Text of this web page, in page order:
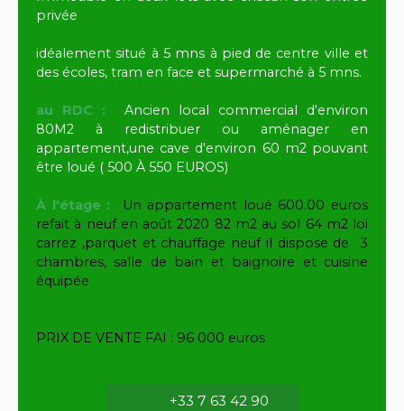
privée
idéalement situé à 5 mns à pied de centre ville et
des écoles, tram en face et supermarché à 5 mns.
au RDC :
Ancien local commercial d'environ
80M2 à redistribuer ou aménager en
appartement,une cave d'environ 60 m2 pouvant
être loué ( 500 À 550 EUROS)
À l'étage :
Un appartement loué 600.00 euros
refait à neuf en août 2020 82 m2 au sol 64 m2 loi
carrez ,parquet et chauffage neuf il dispose de 3
chambres, salle de bain et baignoire et cuisine
équipée
PRIX DE VENTE FAI : 96 000 euros
+33 7 63 42 90